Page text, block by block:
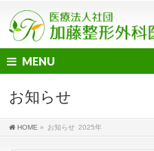
MENU
お知らせ
HOME » お知らせ 2025年